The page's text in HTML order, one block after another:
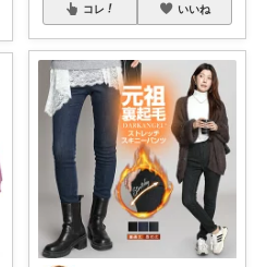
コレ いいね